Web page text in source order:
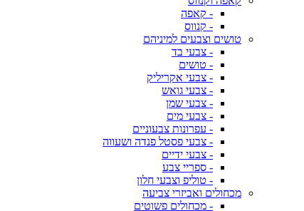
- קאפה
- קנווס
טושים וצבעים למיניהם
- צבעי בד
- טושים
- צבעי אקריליק
- צבעי גואש
- צבעי שמן
- צבעי מים
- עפרונות צבעוניים
- צבעי פסטל פנדה ושעווה
- צבעי ידיים
- ספריי צבע
- טוליפ וצבעי חלון
מכחולים ואביזרי צביעה
- מכחולים פשוטים